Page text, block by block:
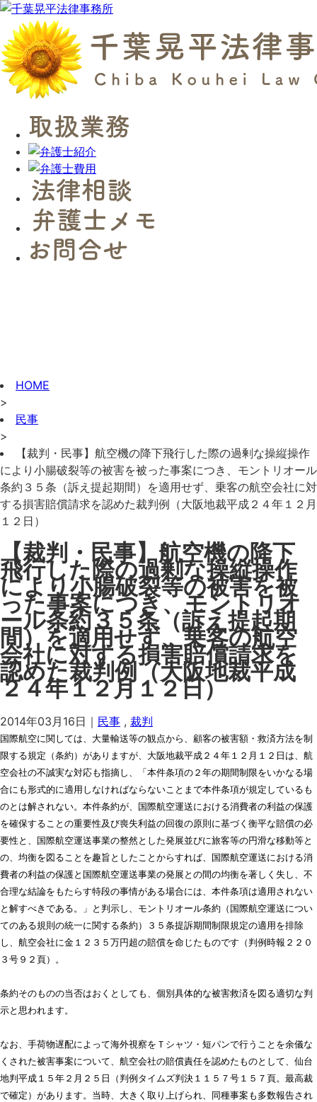
HOME
>
民事
>
【裁判・民事】航空機の降下飛行した際の過剰な操縦操作
により小腸破裂等の被害を被った事案につき、モントリオール
条約３５条（訴え提起期間）を適用せず、乗客の航空会社に対
する損害賠償請求を認めた裁判例（大阪地裁平成２４年１２月
１２日）
【裁判・民事】航空機の降下
飛行した際の過剰な操縦操作
により小腸破裂等の被害を被
った事案につき、モントリオ
ール条約３５条（訴え提起期
間）を適用せず、乗客の航空
会社に対する損害賠償請求を
認めた裁判例（大阪地裁平成
２４年１２月１２日）
2014年03月16日｜ 民事 , 裁判
国際航空に関しては、大量輸送等の観点から、顧客の被害額・救済方法を制
限する規定（条約）がありますが、大阪地裁平成２４年１２月１２日は、航
空会社の不誠実な対応も指摘し、「本件条項の２年の期間制限をいかなる場
合にも形式的に適用しなければならないことまで本件条項が規定しているも
のとは解されない。本件条約が、国際航空運送における消費者の利益の保護
を確保することの重要性及び喪失利益の回復の原則に基づく衡平な賠償の必
要性と、国際航空運送事業の整然とした発展並びに旅客等の円滑な移動等と
の、均衡を図ることを趣旨としたことからすれば、国際航空運送における消
費者の利益の保護と国際航空運送事業の発展との間の均衡を著しく失し、不
合理な結論をもたらす特段の事情がある場合には、本件条項は適用されない
と解すべきである。」と判示し、モントリオール条約（国際航空運送につい
てのある規則の統一に関する条約）３５条提訴期間制限規定の適用を排除
し、航空会社に金１２３５万円超の賠償を命じたものです（判例時報２２０
３号９２頁）。
条約そのものの当否はおくとしても、個別具体的な被害救済を図る適切な判
示と思われます。
なお、手荷物遅配によって海外視察をＴシャツ・短パンで行うことを余儀な
くされた被害事案について、航空会社の賠償責任を認めたものとして、仙台
地判平成１５年２月２５日（判例タイムズ判決１１５７号１５７頁。最高裁
で確定）があります。当時、大きく取り上げられ、同種事案も多数報告され